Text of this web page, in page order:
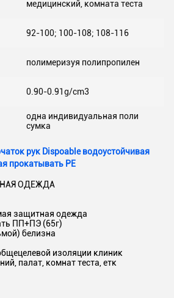
медицинский, комната теста
92-100; 100-108; 108-116
полимеризуя полипропилен
0.90-0.91g/cm3
одна индивидуальная поли
сумка
рук Dispoable водоустойчивая
прокатывать PE
ОДЕЖДА
защитная одежда
ПП+ПЭ (65г)
белизна
изоляции клиник
палат, комнат теста, етк